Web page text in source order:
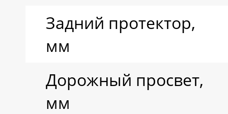
Задний протектор,
мм
Дорожный просвет,
мм